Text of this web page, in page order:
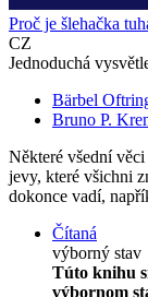
Proč je šlehačka
CZ
Jednoduchá
Bärbel
Bruno P.
Některé všední
jevy, které všichni
dokonce vadí,
Čítaná
výborný stav
Túto knihu
výbornom